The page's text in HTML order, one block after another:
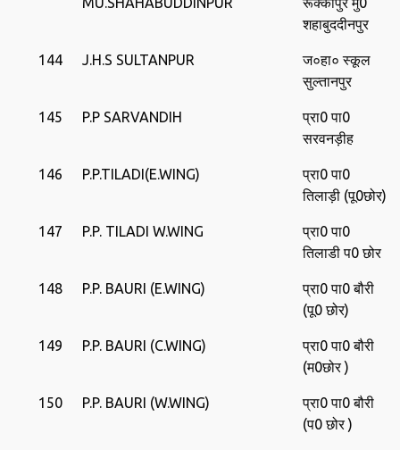
शहाबुददीनपुर
144 J.H.S SULTANPUR
ज०हा० स्‍कूल
सुल्‍तानपुर
145 P.P SARVANDIH
प्रा0 पा0
सरवनड़ीह
146 P.P.TILADI(E.WING)
प्रा0 पा0
तिलाड़ी (पू0छोर)
147 P.P. TILADI W.WING
प्रा0 पा0
तिलाडी प0 छोर
148 P.P. BAURI (E.WING)
प्रा0 पा0 बौरी
(पू0 छोर)
149 P.P. BAURI (C.WING)
प्रा0 पा0 बौरी
(म0छोर )
150 P.P. BAURI (W.WING)
प्रा0 पा0 बौरी
(प0 छोर )